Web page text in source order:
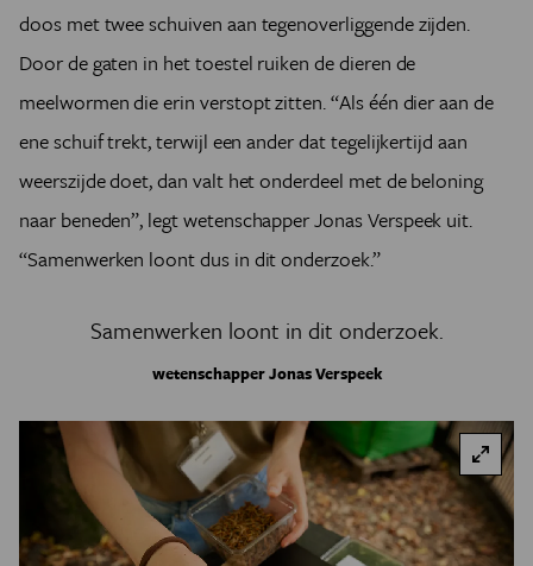
doos met twee schuiven aan tegenoverliggende zijden.
Door de gaten in het toestel ruiken de dieren de
meelwormen die erin verstopt zitten. “Als één dier aan de
ene schuif trekt, terwijl een ander dat tegelijkertijd aan
weerszijde doet, dan valt het onderdeel met de beloning
naar beneden”, legt wetenschapper Jonas Verspeek uit.
“Samenwerken loont dus in dit onderzoek.”
Samenwerken loont in dit onderzoek.
wetenschapper Jonas Verspeek